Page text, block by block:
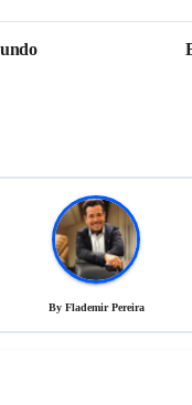
By Flademir Pereira